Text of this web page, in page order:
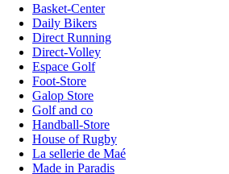
Basket-Center
Daily Bikers
Direct Running
Direct-Volley
Espace Golf
Foot-Store
Galop Store
Golf and co
Handball-Store
House of Rugby
La sellerie de Maé
Made in Paradis